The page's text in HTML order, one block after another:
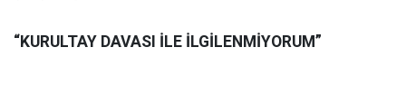
“KURULTAY DAVASI İLE İLGİLENMİYORUM”